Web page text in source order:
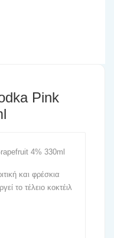
Pink
4% 330ml
και φρέσκια
το τέλειο κοκτέιλ